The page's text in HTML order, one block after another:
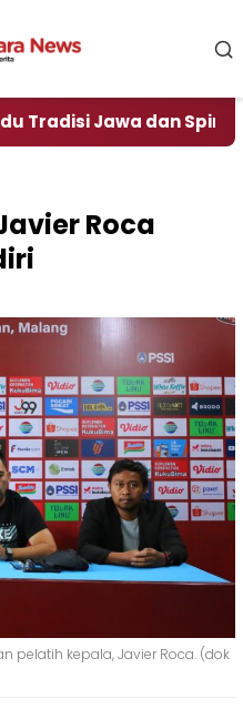
dan Spiritualitas,
Roca
pelatih kepala, Javier Roca. (dok